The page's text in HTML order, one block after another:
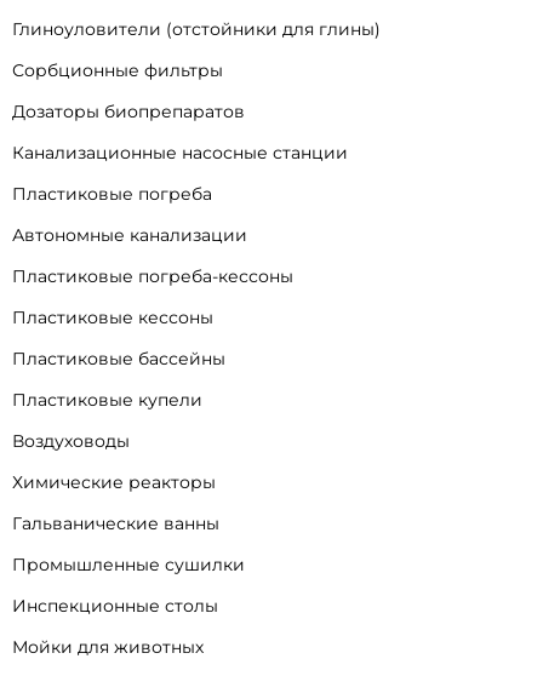
Глиноуловители (отстойники для глины)
Сорбционные фильтры
Дозаторы биопрепаратов
Канализационные насосные станции
Пластиковые погреба
Автономные канализации
Пластиковые погреба-кессоны
Пластиковые кессоны
Пластиковые бассейны
Пластиковые купели
Воздуховоды
Химические реакторы
Гальванические ванны
Промышленные сушилки
Инспекционные столы
Мойки для животных